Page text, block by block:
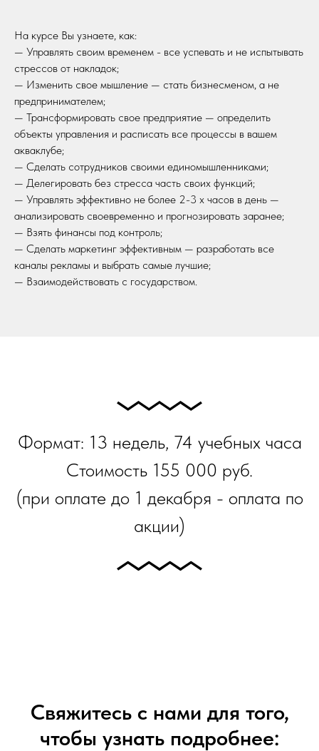
На курсе Вы узнаете, как:
— Управлять своим временем - все успевать и не испытывать
стрессов от накладок;
— Изменить свое мышление — стать бизнесменом, а не
предпринимателем;
— Трансформировать свое предприятие — определить
объекты управления и расписать все процессы в вашем
акваклубе;
— Сделать сотрудников своими единомышленниками;
— Делегировать без стресса часть своих функций;
— Управлять эффективно не более 2-3 х часов в день —
анализировать своевременно и прогнозировать заранее;
— Взять финансы под контроль;
— Сделать маркетинг эффективным — разработать все
каналы рекламы и выбрать самые лучшие;
— Взаимодействовать с государством.
Формат: 13 недель, 74 учебных часа
Стоимость 155 000 руб.
(при оплате до 1 декабря - оплата по
акции)
Свяжитесь с нами для того,
чтобы узнать подробнее: